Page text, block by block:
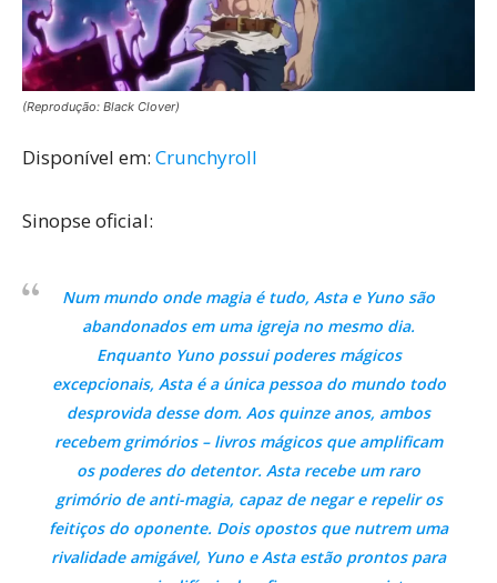
(Reprodução: Black Clover)
Disponível em: Crunchyroll
Sinopse oficial:
Num mundo onde magia é tudo, Asta e Yuno são
abandonados em uma igreja no mesmo dia.
Enquanto Yuno possui poderes mágicos
excepcionais, Asta é a única pessoa do mundo todo
desprovida desse dom. Aos quinze anos, ambos
recebem grimórios – livros mágicos que amplificam
os poderes do detentor. Asta recebe um raro
grimório de anti-magia, capaz de negar e repelir os
feitiços do oponente. Dois opostos que nutrem uma
rivalidade amigável, Yuno e Asta estão prontos para